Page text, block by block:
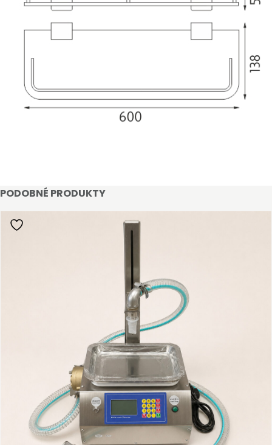
PODOBNÉ PRODUKTY
Stát se klientem velkoobchodu Bohéme Collection
Kromě snadnějšího procesu objednávek můžete
získat slevy až do výše 25 % v závislosti na velikosti